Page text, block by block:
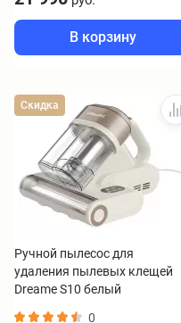
В корзину
Скидка
Ручной пылесос для
удаления пылевых клещей
Dreame S10 белый
0